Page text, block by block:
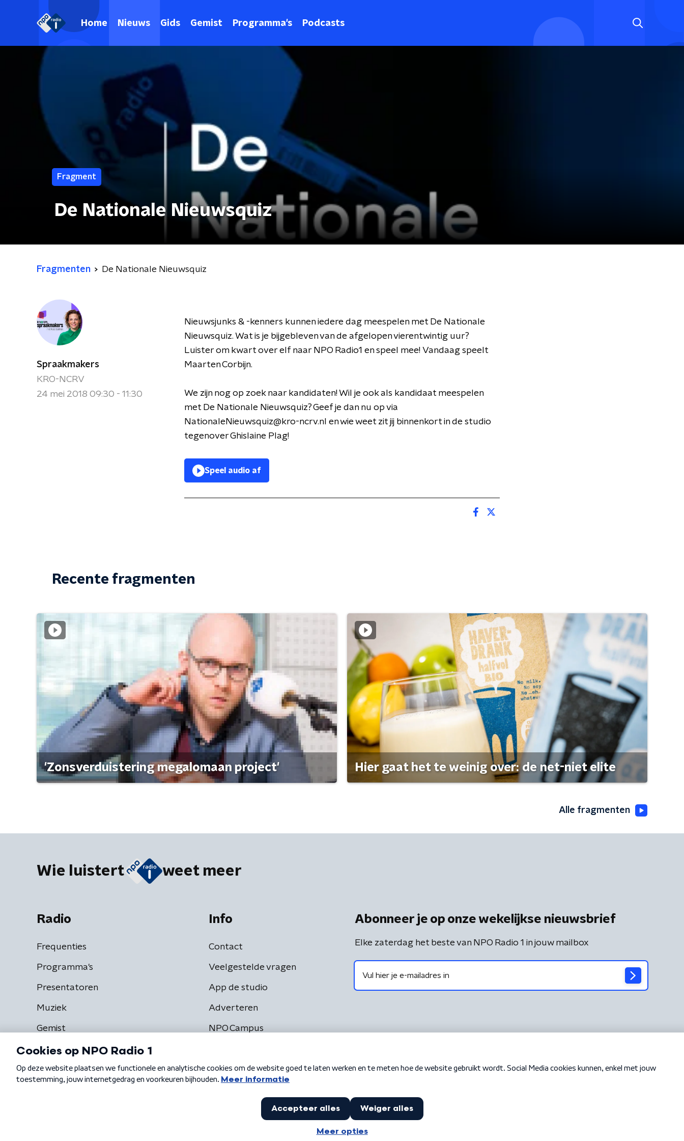
Home Nieuws Gids Gemist Programma's Podcasts
Fragment
De Nationale Nieuwsquiz
Fragmenten De Nationale Nieuwsquiz
Spraakmakers
KRO-NCRV
24 mei 2018 09:30 - 11:30
Nieuwsjunks & -kenners kunnen iedere dag meespelen met De Nationale
Nieuwsquiz. Wat is je bijgebleven van de afgelopen vierentwintig uur?
Luister om kwart over elf naar NPO Radio1 en speel mee! Vandaag speelt
Maarten Corbijn.
We zijn nog op zoek naar kandidaten! Wil je ook als kandidaat meespelen
met De Nationale Nieuwsquiz? Geef je dan nu op via
NationaleNieuwsquiz@kro-ncrv.nl en wie weet zit jij binnenkort in de studio
tegenover Ghislaine Plag!
Speel audio af
Recente fragmenten
'Zonsverduistering megalomaan project' Hier gaat het te weinig over: de net-niet elite
Alle fragmenten
Wie luistert weet meer
Radio
Frequenties
Programma's
Presentatoren
Muziek
Gemist
Info
Contact
Veelgestelde vragen
App de studio
Adverteren
NPO Campus
Abonneer je op onze wekelijkse nieuwsbrief
Elke zaterdag het beste van NPO Radio 1 in jouw mailbox
Algemene voorwaarden Privacybeleid